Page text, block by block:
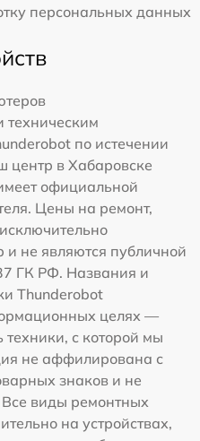
персональных данных
по истечении
центр в Хабаровске
официальной
Цены на ремонт,
и не являются публичной
ГК РФ. Названия и
Thunderobot
целях —
техники, с которой мы
не аффилирована с
знаков и не
Все виды ремонтных
на устройствах,